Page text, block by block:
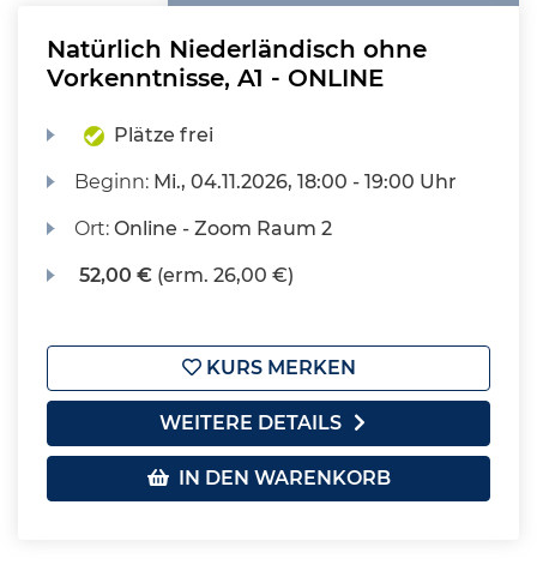
Natürlich Niederländisch ohne
Vorkenntnisse, A1 - ONLINE
Plätze frei
Beginn: Mi., 04.11.2026, 18:00 - 19:00 Uhr
Ort:Online - Zoom Raum 2
52,00 € (erm. 26,00 €)
KURS MERKEN
WEITERE DETAILS
IN DEN WARENKORB